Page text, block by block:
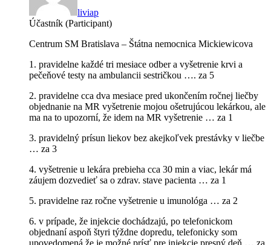
liviap
Účastník (Participant)
Centrum SM Bratislava – Štátna nemocnica Mickiewicova
1. pravidelne každé tri mesiace odber a vyšetrenie krvi a
pečeňové testy na ambulancii sestričkou …. za 5
2. pravidelne cca dva mesiace pred ukončením ročnej liečby
objednanie na MR vyšetrenie mojou ošetrujúcou lekárkou, ale
ma na to upozorní, že idem na MR vyšetrenie … za 1
3. pravidelný prísun liekov bez akejkoľvek prestávky v liečbe
… za 3
4. vyšetrenie u lekára prebieha cca 30 min a viac, lekár má
záujem dozvedieť sa o zdrav. stave pacienta … za 1
5. pravidelne raz ročne vyšetrenie u imunológa … za 2
6. v prípade, že injekcie dochádzajú, po telefonickom
objednaní aspoň štyri týždne dopredu, telefonicky som
upovedomená že je možné prísť pre injekcie presný deň … za